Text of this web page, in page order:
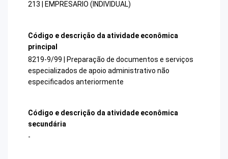
213 | EMPRESARIO (INDIVIDUAL)
Código e descrição da atividade econômica
principal
8219-9/99 | Preparação de documentos e serviços
especializados de apoio administrativo não
especificados anteriormente
Código e descrição da atividade econômica
secundária
-